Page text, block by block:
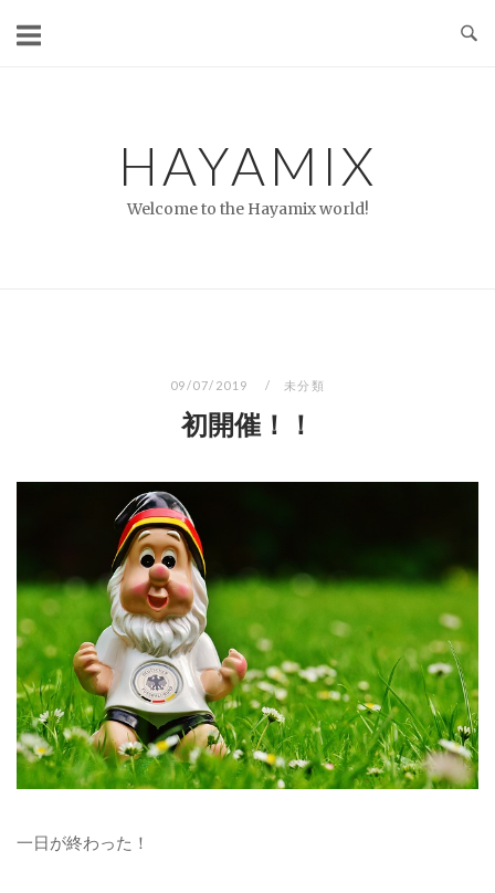
HAYAMIX
Welcome to the Hayamix world!
09/07/2019 未分類
初開催！！
一日が終わった！